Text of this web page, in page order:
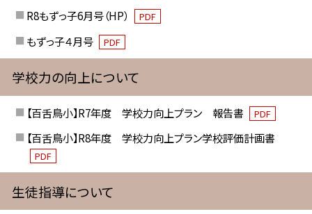
R8もずっ子6月号（HP） PDF
もずっ子４月号 PDF
学校力の向上について
【百舌鳥小】R7年度 学校力向上プラン 報告書 PDF
【百舌鳥小】R8年度 学校力向上プラン学校評価計画書
PDF
生徒指導について